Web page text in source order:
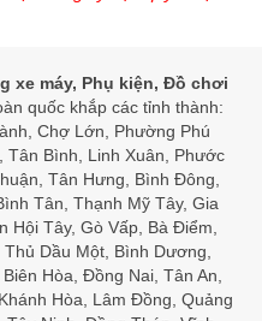
xe máy, Phụ kiện, Đồ chơi
quốc khắp các tỉnh thành:
Chợ Lớn, Phường Phú
Tân Bình, Linh Xuân, Phước
Tân Hưng, Bình Đông,
Tân, Thạnh Mỹ Tây, Gia
Hội Tây, Gò Vấp, Bà Điểm,
Dầu Một, Bình Dương,
Hòa, Đồng Nai, Tân An,
Hòa, Lâm Đồng, Quảng